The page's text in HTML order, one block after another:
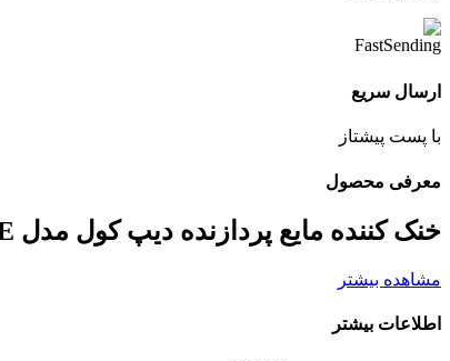
ارسال سریع
با پست پیشتاز
معرفی محصول
خنک کننده مایع پردازنده دیپ کول مدل CPU COOLER LIQUID DEEPCOOL LQ360 WHITE
مشاهده بیشتر
اطلاعات بیشتر